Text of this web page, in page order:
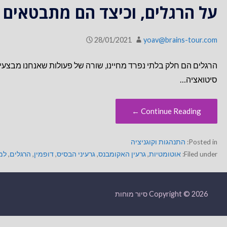
על הרגלים, וכיצד הם
28/01/2021 yoav@brains-tour.com
הרגלים הם חלק בלתי נפרד מחיינו, שורה של פעולות שאנחנו
סיטואציה…
Continue Reading ←
Posted in: התנהגות וקוגניציה
Filed under: אוטומטיות,גרעין האקומבנס,גרעיני הבסיס,דופמין, הרגלים,
Copyright © 2026 סיור מוחות